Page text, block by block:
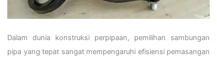
Dalam dunia konstruksi perpipaan, pemilihan sambungan
pipa yang tepat sangat mempengaruhi efisiensi pemasangan